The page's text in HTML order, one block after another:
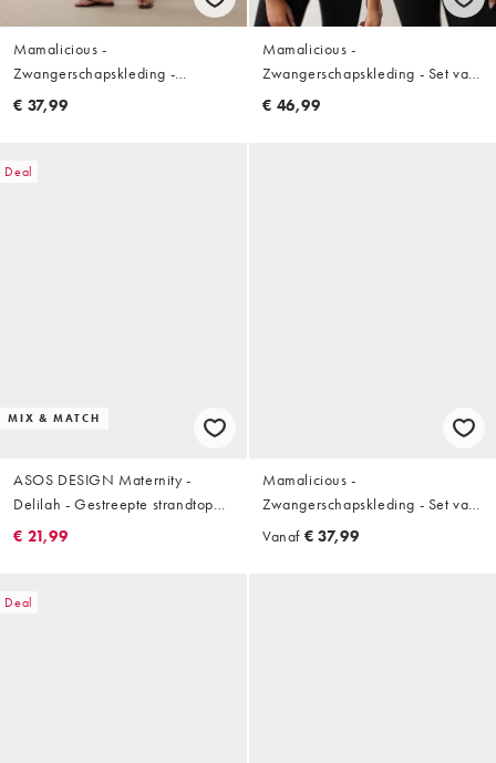
Mamalicious -
Zwangerschapskleding -
Cropped jersey T-shirt van
€ 37,99
Mamalicious -
Zwangerschapskleding - Set van
2 naadloze hemdjes in zwart en
€ 46,99
Deal
MIX & MATCH
ASOS DESIGN Maternity -
Delilah - Gestreepte strandtop
met camibandjes in blauw
€ 21,99
Mamalicious -
Zwangerschapskleding - Set van
2 basic jersey crop T-shirts en
Vanaf € 37,99
Deal